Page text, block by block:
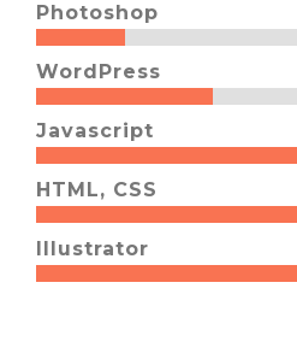
Photoshop
WordPress
Javascript
HTML, CSS
Illustrator